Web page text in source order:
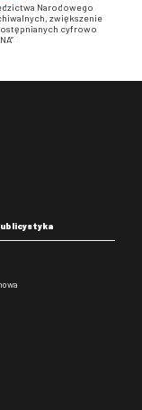
Narodowego
zwiększenie
cyfrowo